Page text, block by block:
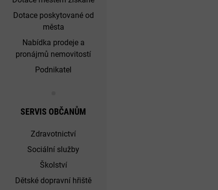
Dotace poskytované od
města
Nabídka prodeje a
pronájmů nemovitostí
Podnikatel
SERVIS OBČANŮM
Zdravotnictví
Sociální služby
Školství
Dětské dopravní hřiště